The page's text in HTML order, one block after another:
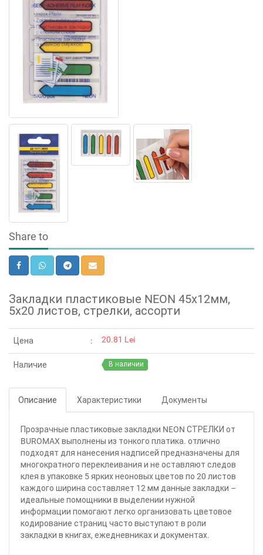
Share to
Закладки пластиковые NEON 45x12мм,
5х20 листов, стрелки, ассорти
Цена 20.81 Lei
Наличие В наличии
Описание Характеристики Документы
Прозрачные пластиковые закладки NEON СТРЕЛКИ от
BUROMAX выполнены из тонкого платика. отлично
подходят для нанесения надписей предназначены для
многократного переклеивания и не оставляют следов
клея в упаковке 5 ярких неоновых цветов по 20 листов
каждого ширина составляет 12 мм данные закладки –
идеальные помощники в выделении нужной
информации помогают легко организовать цветовое
кодирование страниц часто выступают в роли
закладки в книгах, ежедневниках и документах.